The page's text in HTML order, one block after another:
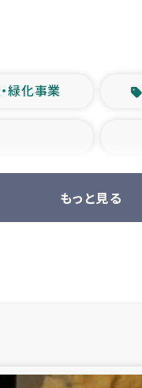
緑化事業
もっと見る